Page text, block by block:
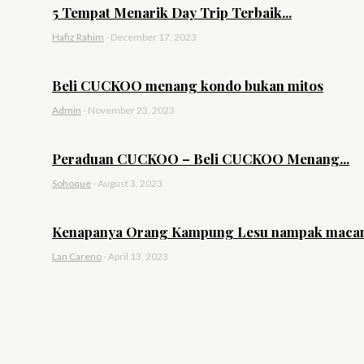
5 Tempat Menarik Day Trip Terbaik...
Hafiz Rahim - December 17, 2023
Beli CUCKOO menang kondo bukan mitos
Admin - November 23, 2023
Peraduan CUCKOO – Beli CUCKOO Menang...
Sohoque - August 3, 2023
Kenapanya Orang Kampung Lesu nampak
Lan Careno - April 13, 2023